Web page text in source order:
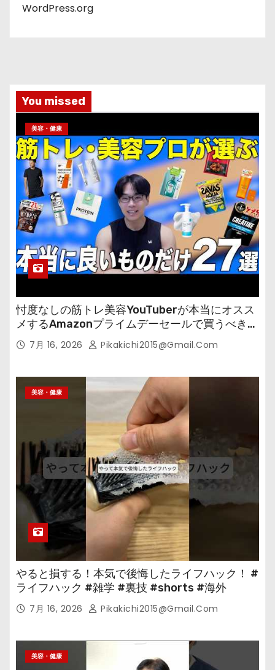
WordPress.org
You missed
美容・健康
忖度なしの筋トレ美容YouTuberが本当にオスス
メするAmazonプライムデーセールで買うべきも
の 7月 16, 2026 Pikakichi2015@gmail.com
美容・健康
やると損する！本気で後悔したライフハック！ #
ライフハック #雑学 #裏技 #shorts #海外
7月 16, 2026 Pikakichi2015@gmail.com
美容・健康